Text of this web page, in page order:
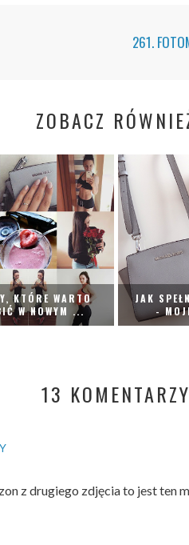
261.
ZOBACZ
KTÓRE WARTO
W NOWYM ...
JAK
-
13 KOMENTARZY
z drugiego zdjęcia to jest ten